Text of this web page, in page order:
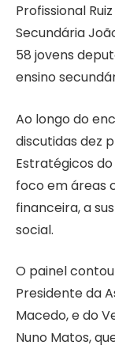
Profissional
Secundária
58 jovens
ensino
Ao longo do
discutidas dez
Estratégicos
foco em áreas
financeira, a
social.
O painel
Presidente da
Macedo, e do
Nuno Matos,